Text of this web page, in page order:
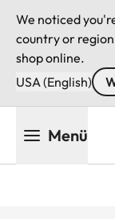
We noticed
country or
shop online.
USA (English)
Menü